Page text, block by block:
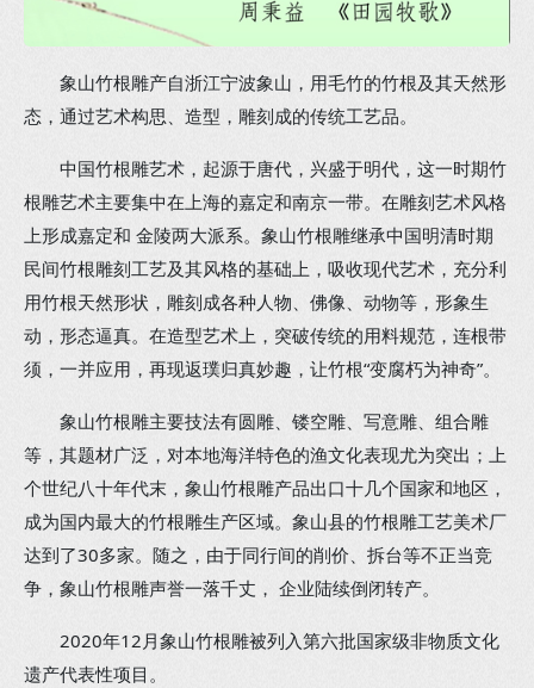
象山竹根雕产自浙江宁波象山，用毛竹的竹根及其天然形
态，通过艺术构思、造型，雕刻成的传统工艺品。
中国竹根雕艺术，起源于唐代，兴盛于明代，这一时期竹
根雕艺术主要集中在上海的嘉定和南京一带。在雕刻艺术风格
上形成嘉定和 金陵两大派系。象山竹根雕继承中国明清时期
民间竹根雕刻工艺及其风格的基础上，吸收现代艺术，充分利
用竹根天然形状，雕刻成各种人物、佛像、动物等，形象生
动，形态逼真。在造型艺术上，突破传统的用料规范，连根带
须，一并应用，再现返璞归真妙趣，让竹根“变腐朽为神奇”。
象山竹根雕主要技法有圆雕、镂空雕、写意雕、组合雕
等，其题材广泛，对本地海洋特色的渔文化表现尤为突出；上
个世纪八十年代末，象山竹根雕产品出口十几个国家和地区，
成为国内最大的竹根雕生产区域。象山县的竹根雕工艺美术厂
达到了30多家。随之，由于同行间的削价、拆台等不正当竞
争，象山竹根雕声誉一落千丈， 企业陆续倒闭转产。
2020年12月象山竹根雕被列入第六批国家级非物质文化
遗产代表性项目。